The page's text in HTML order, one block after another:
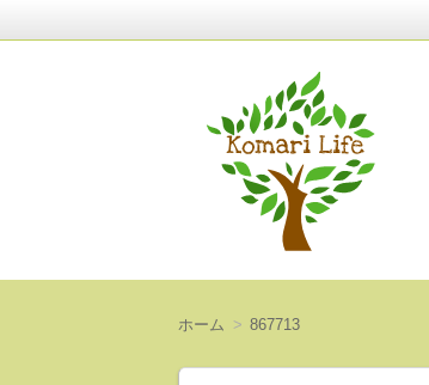
Komari Life
ホーム 867713